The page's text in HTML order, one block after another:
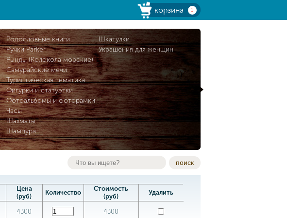
корзина 1
Родословные книги
Ручки Parker
Рынды (Колокола морские)
Самурайские мечи
Туристическая тематика
Фигурки и статуэтки
Фотоальбомы и фоторамки
Часы
Шахматы
Шампура
Шкатулки
Украшения для женщин
поиск
Цена
(руб)
Количество
Стоимость
(руб)
Удалить
4300 4300